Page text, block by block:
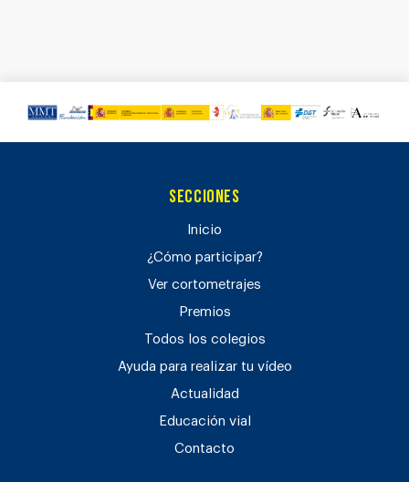
Secciones
Inicio
¿Cómo participar?
Ver cortometrajes
Premios
Todos los colegios
Ayuda para realizar tu vídeo
Actualidad
Educación vial
Contacto